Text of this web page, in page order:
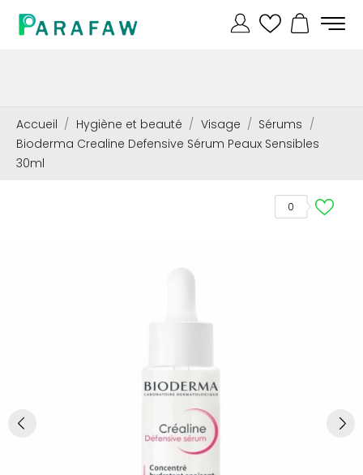
Accueil Hygiène et beauté Visage
Sérums
Bioderma Crealine Defensive Sérum Peaux Sensibles
30ml
0